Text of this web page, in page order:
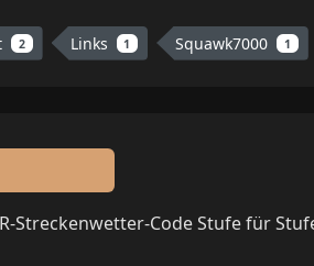
2 Links 1 Squawk7000 1
Streckenwetter-Code Stufe für